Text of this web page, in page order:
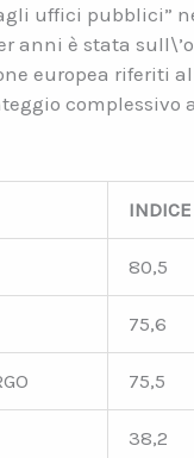
uffici pubblici”
anni è stata
europea riferiti al
80,5
75,6
75,5
38,2